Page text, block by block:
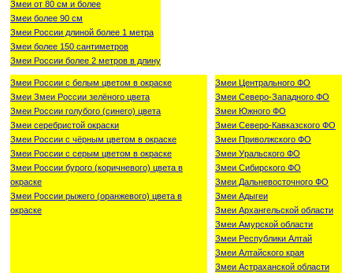
Змеи от 80 см и более
Змеи более 90 см
Змеи России длиной более 1 метра
Змеи более 150 сантиметров
Змеи России более 2 метров в длину
Змеи России с белым цветом в окраске
Змеи Змеи России зелёного цвета
Змеи России голубого (синего) цвета
Змеи серебристой окраски
Змеи России с чёрным цветом в окраске
Змеи России с серым цветом в окраске
Змеи России бурого (коричневого) цвета в
окраске
Змеи России рыжего (оранжевого) цвета в
окраске
Змеи Центрального ФО
Змеи Северо-Западного ФО
Змеи Южного ФО
Змеи Северо-Кавказского ФО
Змеи Приволжского ФО
Змеи Уральского ФО
Змеи Сибирского ФО
Змеи Дальневосточного ФО
Змеи Адыгеи
Змеи Архангельской области
Змеи Амурской области
Змеи Республики Алтай
Змеи Алтайского края
Змеи Астраханской области